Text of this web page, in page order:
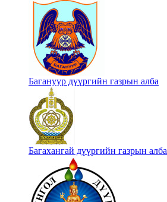
Багануур дүүргийн газрын алба
Багахангай дүүргийн газрын алба